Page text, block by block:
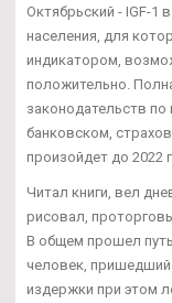
Октябрьский - IGF-1
населения, для
индикатором,
положительно.
законодательств
банковском,
произойдет до 2022
Читал книги, вел
рисовал,
В общем прошел
человек,
издержки при этом